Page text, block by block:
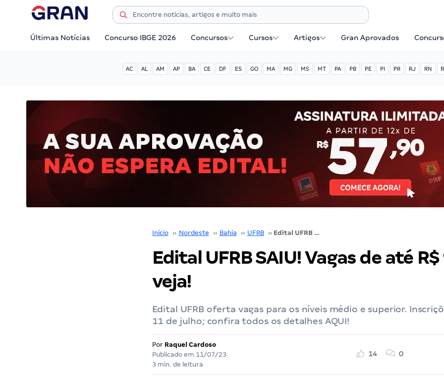
Últimas Notícias Concurso IBGE 2026 Concursos Cursos Artigos Gran Aprovados
AC AL AM AP BA CE DF ES GO MA MG MS MT PA PB PE PI PR RJ RN
Início ›› Nordeste ›› Bahia ›› UFRB ›› Edital UFRB SAIU! Vagas de até R$ 9,1 mil; veja!
Edital UFRB SAIU! Vagas de até
veja!
Edital UFRB oferta vagas para os níveis médio e superior.
11 de julho; confira todos os detalhes AQUI!
Por Raquel Cardoso
Publicado em 11/07/23
3 min. de leitura
14 0